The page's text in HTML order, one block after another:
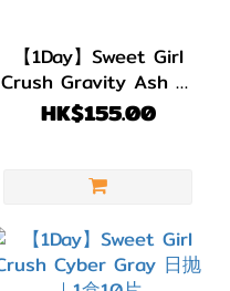
【1Day】Sweet Girl
Crush Gravity Ash 日
抛｜1盒10片
HK$155.00